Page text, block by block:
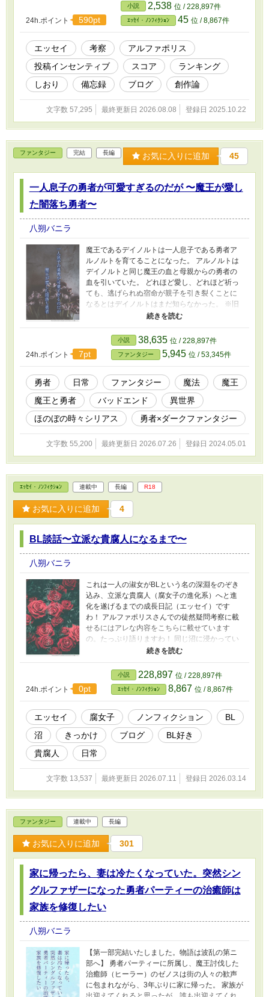
24h.ポイント 590pt
小説 2,538 位 / 228,897件
ｴｯｾｲ・ﾉﾝﾌｨｸｼｮﾝ 45 位 / 8,867件
エッセイ 考察
アルファポリス
投稿インセンティブ
スコア
ランキング
しおり
備忘録 ブログ 創作論
文字数 57,295 最終更新日 2026.08.08 登録日 2025.10.22
ファンタジー 完結 長編 お気に入りに追加 45
一人息子の勇者が可愛すぎるのだが 〜魔王が愛し
た闇落ち勇者〜
八朔バニラ
魔王であるデイノルトは一人息子である勇者ア
ルノルトを育てることになった。 アルノルトは
デイノルトと同じ魔王の血と母親からの勇者の
血を引いていた。 どれほど愛し、どれほど祈っ
ても、逃げられぬ宿命が親子を引き裂くことに
なるとはデイノルトはまだ知らなかった。 ※旧
題：『一人息子の勇者が可愛すぎるのだが』か
ら改題しました。
24h.ポイント 7pt
小説 38,635 位 / 228,897件
ファンタジー 5,945 位 / 53,345件
勇者 日常 ファンタジー 魔法
魔王
魔王と勇者
バッドエンド
異世界
ほのぼの時々シリアス
勇者×ダークファンタジー
文字数 55,200 最終更新日 2026.07.26 登録日 2024.05.01
ｴｯｾｲ・ﾉﾝﾌｨｸｼｮﾝ 連載中 長編 R18
お気に入りに追加 4
BL談話〜立派な貴腐人になるまで〜
八朔バニラ
これは一人の淑女がBLという名の深淵をのぞき
込み、立派な貴腐人（腐女子の進化系）へと進
化を遂げるまでの成長日記（エッセイ）です
わ！ アルファポリスさんでの徒然疑問考察に載
せるにはアレな内容をこちらに載せています
の。たっぷり語りますわ！ 同じ沼に浸かってい
る同志の皆様はもちろん、「ちょっとこの世界
どうぞお茶会（エッセイ）へお立ち寄りくださ
いませ！ 一度ハマればなかなか抜け出せない魅
惑の「腐」の世界。きっと夢中になってしまう
でしょう。 ※超個人的解釈が多いので、ご注意
くださいませ。
24h.ポイント 0pt
小説 228,897 位 / 228,897件
ｴｯｾｲ・ﾉﾝﾌｨｸｼｮﾝ 8,867 位 / 8,867件
エッセイ 腐女子 ノンフィクション
BL
沼
きっかけ ブログ
BL好き
貴腐人
日常
文字数 13,537 最終更新日 2026.07.11 登録日 2026.03.14
ファンタジー 連載中 長編
お気に入りに追加 301
家に帰ったら、妻は冷たくなっていた。突然シン
グルファザーになった勇者パーティーの治癒師は
家族を修復したい
八朔バニラ
【第一部完結いたしました。物語は波乱の第ニ
部へ】 勇者パーティーに所属し、魔王討伐した
治癒師（ヒーラー）のゼノスは街の人々の歓声
に包まれながら、3年ぶりに家に帰った。 家族が